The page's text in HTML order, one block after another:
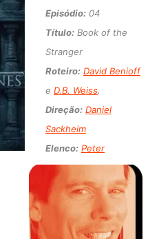
Episódio:04
Título:Book of the
Stranger
Roteiro: David Benioff
e D.B. Weiss.
Direção: Daniel
Sackheim
Elenco: Peter